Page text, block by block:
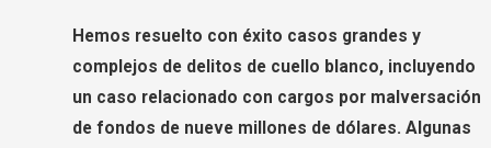
Hemos resuelto con éxito casos grandes y
complejos de delitos de cuello blanco, incluyendo
un caso relacionado con cargos por malversación
de fondos de nueve millones de dólares. Algunas